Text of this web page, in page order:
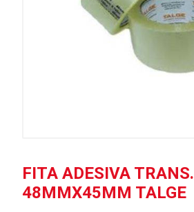
FITA ADESIVA TRANS.
48MMX45MM TALGE